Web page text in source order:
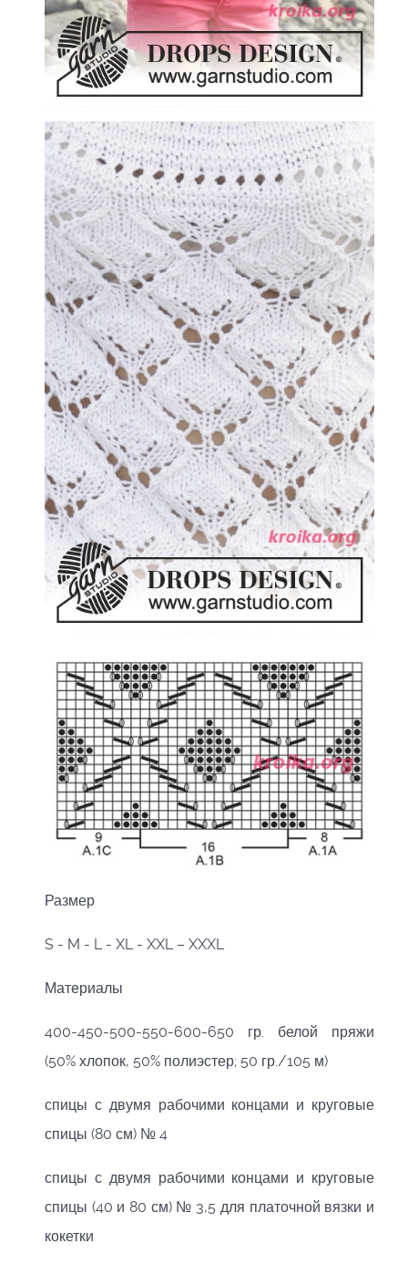
Размер
S - M - L - XL - XXL – XXXL
Материалы
400-450-500-550-600-650 гр. белой пряжи
(50% хлопок, 50% полиэстер; 50 гр./105 м)
спицы с двумя рабочими концами и круговые
спицы (80 см) № 4
спицы с двумя рабочими концами и круговые
спицы (40 и 80 см) № 3,5 для платочной вязки и
кокетки